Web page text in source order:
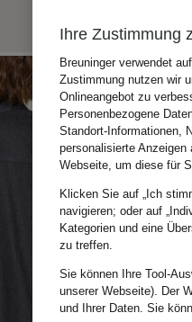
Ihre Zustimmung
Breuninger verwendet
Zustimmung nutzen wir
Onlineangebot zu
Personenbezogene
Standort-Informationen,
personalisierte
Webseite, um diese für
Klicken Sie auf „Ich
navigieren; oder auf
Kategorien und eine
zu treffen.
Sie können Ihre Tool-
unserer Webseite). Der
und Ihrer Daten. Sie